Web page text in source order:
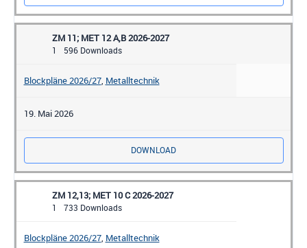
ZM 11; MET 12 A,B 2026-2027
1 596 Downloads
Blockpläne 2026/27, Metalltechnik
19. Mai 2026
DOWNLOAD
ZM 12,13; MET 10 C 2026-2027
1 733 Downloads
Blockpläne 2026/27, Metalltechnik